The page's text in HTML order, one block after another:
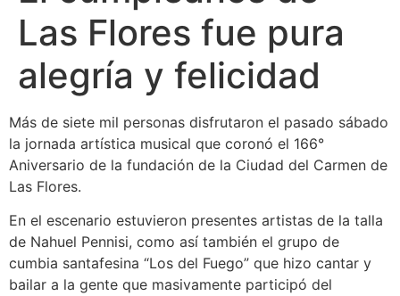
Las Flores fue pura
alegría y felicidad
Más de siete mil personas disfrutaron el pasado sábado
la jornada artística musical que coronó el 166°
Aniversario de la fundación de la Ciudad del Carmen de
Las Flores.
En el escenario estuvieron presentes artistas de la talla
de Nahuel Pennisi, como así también el grupo de
cumbia santafesina “Los del Fuego” que hizo cantar y
bailar a la gente que masivamente participó del